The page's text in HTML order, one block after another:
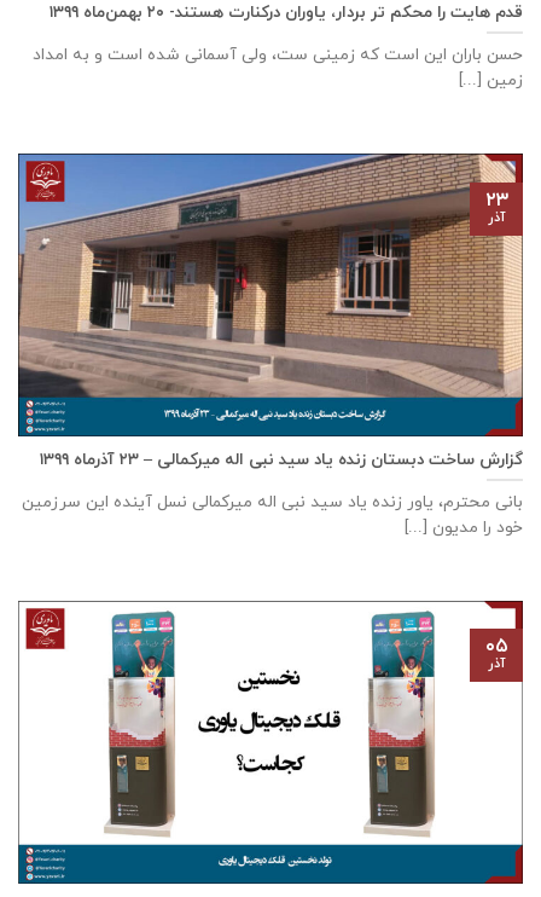
قدم هایت را محکم تر بردار، یاوران درکنارت هستند- ۲۰ بهمن‌ماه ۱۳۹۹
حسن باران این است که زمینی ست، ولی آسمانی شده است و به امداد
زمین [...]
گزارش ساخت دبستان زنده ياد سيد نبی اله ميركمالی – ۲۳ آذر‌ماه ۱۳۹۹
بانی محترم، یاور زنده ياد سيد نبی اله ميركمالی نسل آینده این سرزمین
خود را مدیون [...]
۲۳
آذر
۰۵
آذر